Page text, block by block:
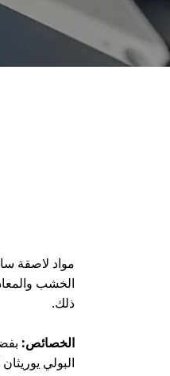
ذلك.
الخصائص: